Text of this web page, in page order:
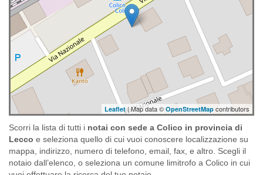
Leaflet| Map data © OpenStreetMap contributors
Scorri la lista di tutti i notai con sede a Colico in provincia di
Lecco e seleziona quello di cui vuoi conoscere localizzazione su
mappa, indirizzo, numero di telefono, email, fax, e altro. Scegli il
notaio dall’elenco, o seleziona un comune limitrofo a Colico in cui